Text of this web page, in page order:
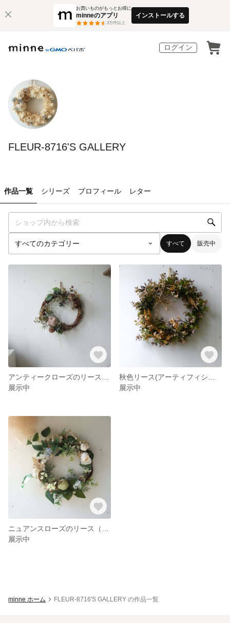
お買いものがもっとお得に
minneのアプリ
3万件以上
インストールする
ログイン
FLEUR-8716'S GALLERY
作品一覧 シリーズ プロフィール レター
すべて 販売中
展示中
展示中
展示中
minne ホーム FLEUR-8716'S GALLERY の作品一覧